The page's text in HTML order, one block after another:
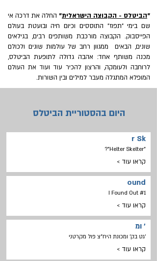
"הביטלס - הקבוצה הישראלית" החלה את דרכה אי
שם בימי "תפוז" התוססים וכיום חיה ובועטת בעולם
הפייסבוק. הקבוצה מורכבת משותפים רבים, בגילאים
שונים, הבאים ממגוון רחב של עולמות שונים ולכולם
מכנה משותף אחד: אהבה גדולה לתופעת הביטלס,
לרוחבה ולעומקה, והרצון להכיר עוד ועוד את העולם
המופלא המתגלה מעבר למילים ובין השורות.
היום בהסטוריית הביטלס
r Sk
"Helter Skelter"?
קראו עוד >
ound
#1 I Found Out
קראו עוד >
' ומ
'גט בק' ומכונת היח"צ פול מקרטני
קראו עוד >